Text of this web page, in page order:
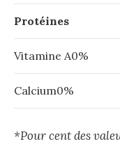
Protéines
Vitamine A0%
Calcium0%
*Pour cent des